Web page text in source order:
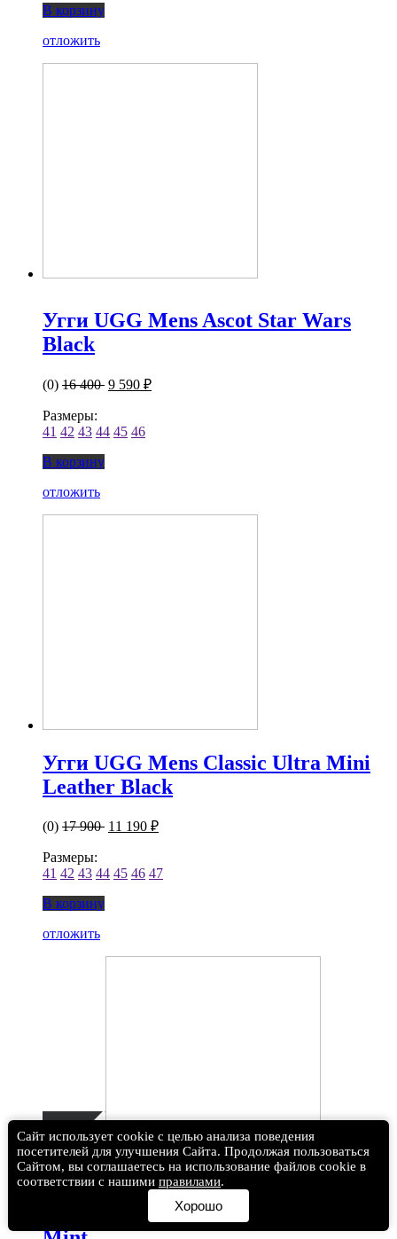
В корзину
отложить
Угги UGG Mens Ascot Star Wars
Black
(0) 16 400 9 590 ₽
Размеры:
41 42 43 44 45 46
В корзину
отложить
Угги UGG Mens Classic Ultra Mini
Leather Black
(0) 17 900 11 190 ₽
Размеры:
41 42 43 44 45 46 47
В корзину
отложить
Угги UGG Classic Mini Night Glow
Сайт использует cookie с целью анализа поведения
посетителей для улучшения Сайта. Продолжая пользоваться
Сайтом, вы соглашаетесь на использование файлов cookie в
соответствии с нашими правилами.
Хорошо